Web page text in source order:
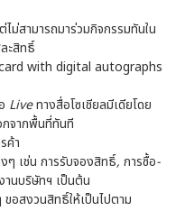
สามารถมาร่วมกิจกรรมทันใน
ะสิทธิ์
with digital autographs
Liveทางสื่อโซเชียลมีเดียโดย
กจากพื้นที่ทันที
ค้า
ๆ เช่น การรับจองสิทธิ์, การซื้อ-
นบริษัทฯ เป็นต้น
อสงวนสิทธิ์ให้เป็นไปตาม